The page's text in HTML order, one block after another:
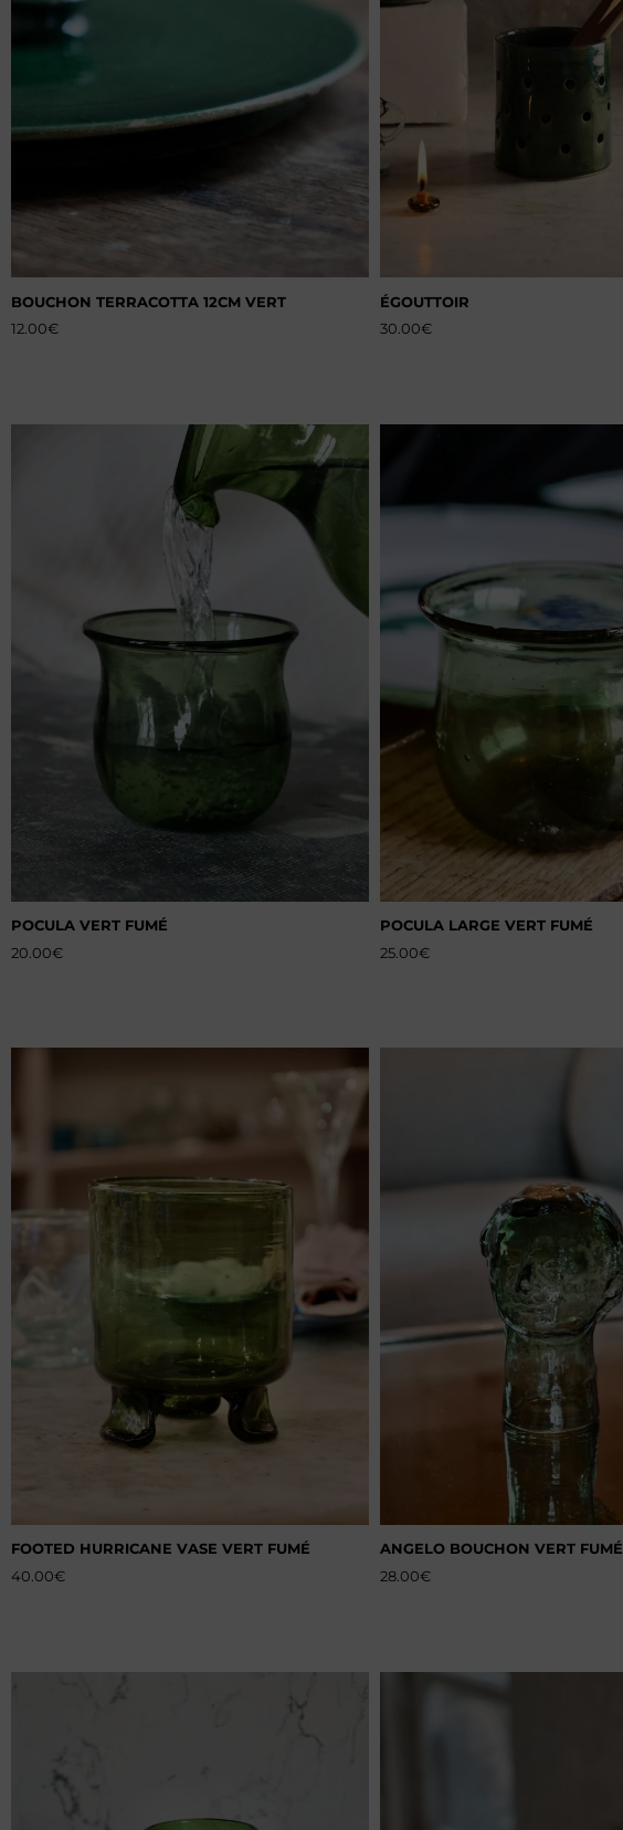
BOUCHON TERRACOTTA 12CM VERT
12.00€
ÉGOUTTOIR
30.00€
POCULA VERT FUMÉ
20.00€
POCULA LARGE VERT FUMÉ
25.00€
FOOTED HURRICANE VASE VERT FUMÉ
40.00€
ANGELO BOUCHON VERT FUMÉ
28.00€